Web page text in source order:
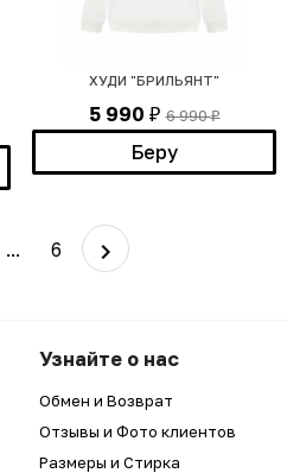
ХУДИ "БРИЛЬЯНТ"
5 990 ₽ 6 990₽
Беру
... 6
Узнайте о нас
Обмен и Возврат
Отзывы и Фото клиентов
Размеры и Стирка